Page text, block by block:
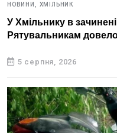
НОВИНИ, ХМІЛЬНИК
У Хмільнику в
Рятувальникам
5 серпня, 2026